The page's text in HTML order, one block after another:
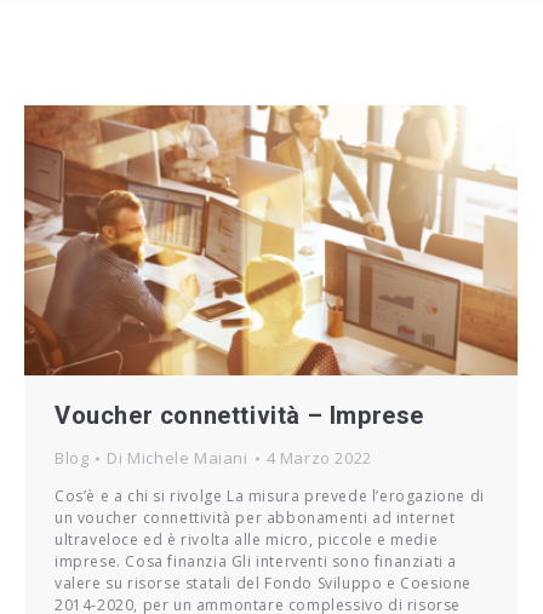
Voucher connettività – Imprese
Blog Di Michele Maiani 4 Marzo 2022
Cos’è e a chi si rivolge La misura prevede l’erogazione di
un voucher connettività per abbonamenti ad internet
ultraveloce ed è rivolta alle micro, piccole e medie
imprese. Cosa finanzia Gli interventi sono finanziati a
valere su risorse statali del Fondo Sviluppo e Coesione
2014-2020, per un ammontare complessivo di risorse